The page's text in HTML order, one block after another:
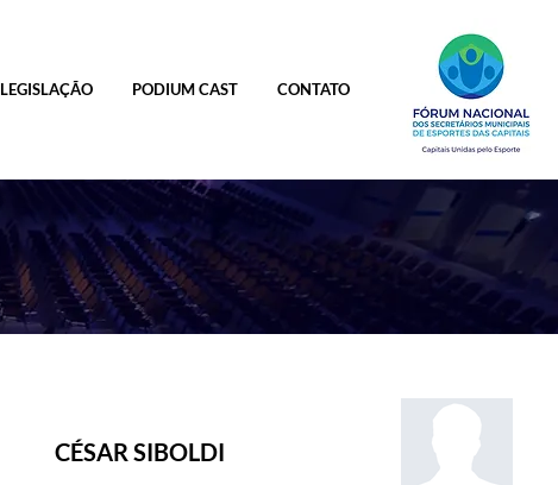
LEGISLAÇÃO PODIUM CAST CONTATO
CÉSAR SIBOLDI